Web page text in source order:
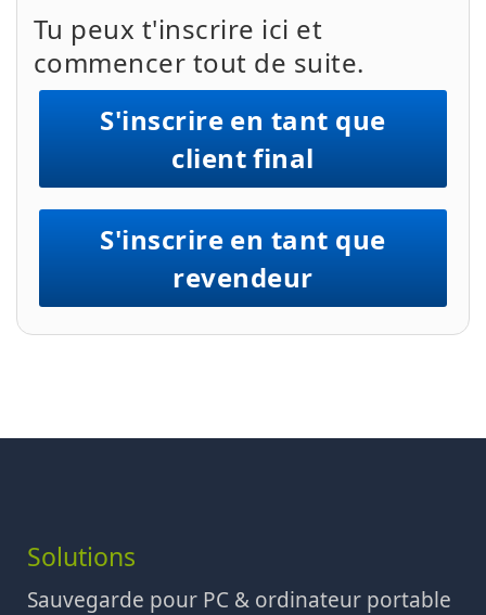
Tu peux t'inscrire ici et
commencer tout de suite.
S'inscrire en tant que
client final
S'inscrire en tant que
revendeur
Solutions
Sauvegarde pour PC & ordinateur portable